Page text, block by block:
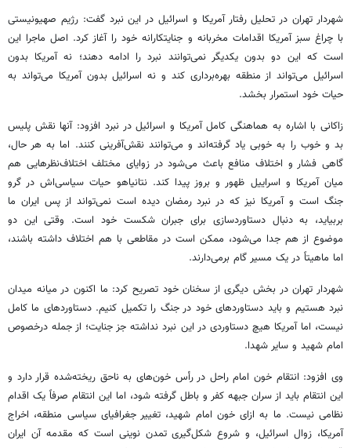
شهردار تهران در تحلیل رفتار آمریکا و اسرائیل در این نبرد گفت: رژیم صهیونیستی
با چراغ سبز آمریکا اقدامات مخربانه و جنایتکارانه خود را آغاز کرد. اصل ماجرا این
است که این دو بدون یکدیگر نمی‌توانند نبرد را ادامه دهند؛ نه آمریکا بدون
اسرائیل می‌تواند از منطقه بهره‌برداری کند و نه اسرائیل بدون آمریکا می‌تواند به
حیات خود استمرار بخشد.
زاکانی با اشاره به هماهنگی کامل آمریکا و اسرائیل در نبرد افزود: آنها نقش پلیس
بد و خوب را به خوبی یاد گرفته‌اند و می‌توانند نقش‌آفرینی کنند. اما به هر حال،
گاهی فشار و اختلاف منافع باعث می‌شود در زوایای مختلف اختلاف‌نظرهایی هم
میان آمریکا و اسراییل ظهور و بروز پیدا کند. نتانیاهو حیات سیاسی‌اش در گرو
جنگ است و آمریکا نیز که در نبرد رمضان دیده است نمی‌تواند از پس ایران ما
بربیاید، به دنبال دستاوردسازی برای جبران شکست خود است. وقتی این دو
موضوع از هم جدا می‌شود، ممکن است در مقاطعی با هم اختلاف داشته باشند،
اما ماهیتاً در یک مسیر گام برمی‌دارند.
شهردار تهران در بخش دیگری از سخنان خود تصریح کرد: ما اکنون در میانه میدان
نبرد هستیم و باید دستاوردهای خود در جنگ را تکمیل کنیم. دستاوردهای ما کامل
نیست، اما آمریکا هیچ دستاوردی در این نبرد نداشته جز جنایت؛ از جمله درخصوص
امام شهید و سایر شهدا.
وی افزود: انتقام خون امام راحل در رأس خون‌های به ناحق ریخته‌شده قرار دارد و
این انتقام باید از سران جبهه کفر و باطل گرفته شود، اما این انتقام صرفاً یک اقدام
نظامی نیست. ما به ازای خون امام شهید، تغییر جغرافیای سیاسی منطقه، اخراج
آمریکا، زوال اسرائیل، و شروع شکل‌گیری تمدن نوینی است که مقدمه آن ایران